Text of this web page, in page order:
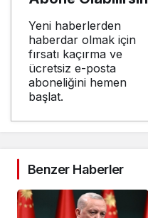
Yeni haberlerden
haberdar olmak için
fırsatı kaçırma ve
ücretsiz e-posta
aboneliğini hemen
başlat.
Benzer Haberler